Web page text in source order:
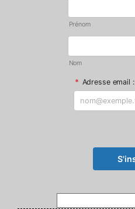
Prénom
Nom
* Adresse email :